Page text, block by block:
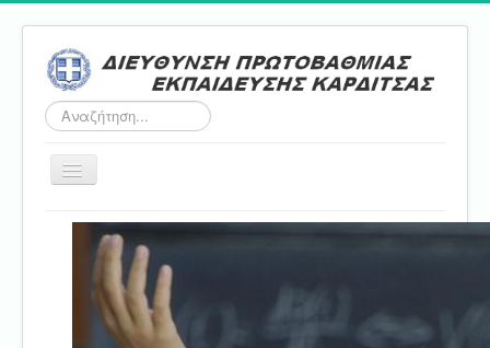
Αναζήτηση...
Εναλλαγή
Αρχική
Τμήμα Α'
Τμήμα Β'